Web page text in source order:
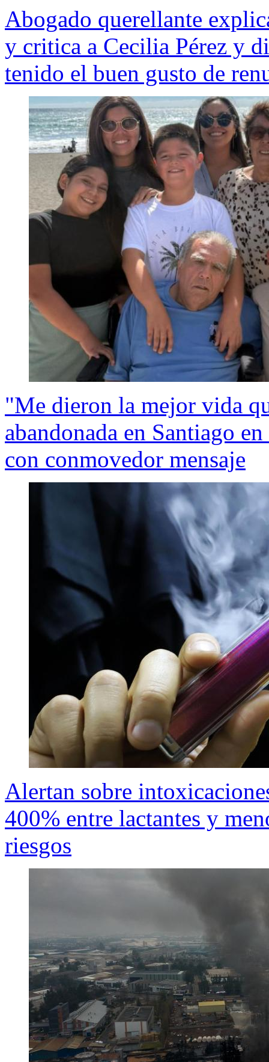
Abogado querellante
y critica a Cecilia Pérez y
tenido el buen gusto de
"Me dieron la mejor vida
abandonada en Santiago
con conmovedor mensaje
Alertan sobre
400% entre lactantes y
riesgos